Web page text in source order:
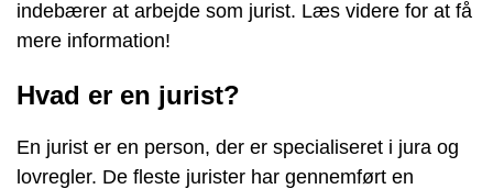
indebærer at arbejde som jurist. Læs videre for at få
mere information!
Hvad er en jurist?
En jurist er en person, der er specialiseret i jura og
lovregler. De fleste jurister har gennemført en